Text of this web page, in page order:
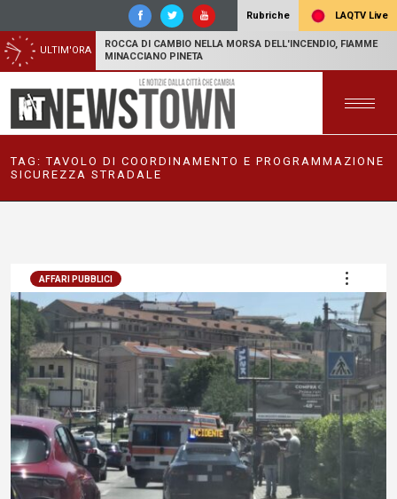
Rubriche LAQTV Live
ULTIM'ORA
ROCCA DI CAMBIO NELLA MORSA DELL'INCENDIO, FIAMME
MINACCIANO PINETA
TAG:TAVOLO DI COORDINAMENTO E PROGRAMMAZIONE
SICUREZZA STRADALE
AFFARI PUBBLICI